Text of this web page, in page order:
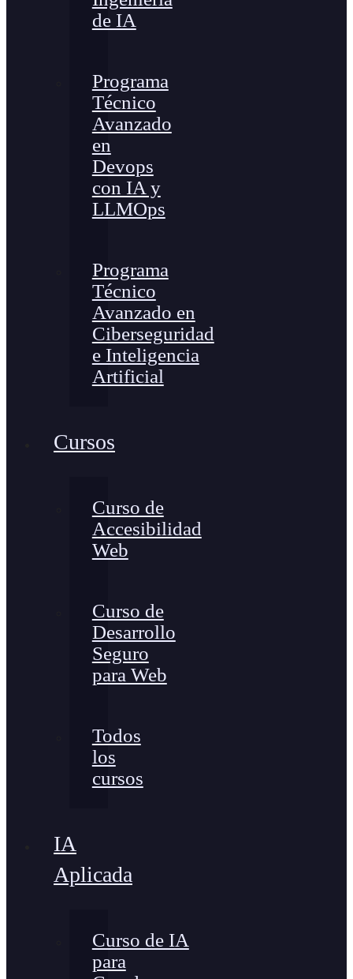
de IA
Programa
Técnico
Avanzado
en
Devops
con IA y
LLMOps
Programa
Técnico
Avanzado en
Ciberseguridad
e Inteligencia
Artificial
Cursos
Curso de
Accesibilidad
Web
Curso de
Desarrollo
Seguro
para Web
Todos
los
cursos
IA
Aplicada
Curso de IA
para